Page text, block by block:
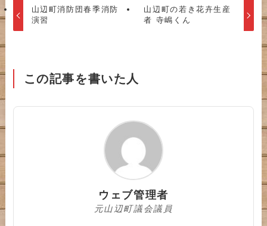
山辺町消防団春季消防
演習
山辺町の若き花卉生産
者 寺嶋くん
この記事を書いた人
ウェブ管理者
元山辺町議会議員